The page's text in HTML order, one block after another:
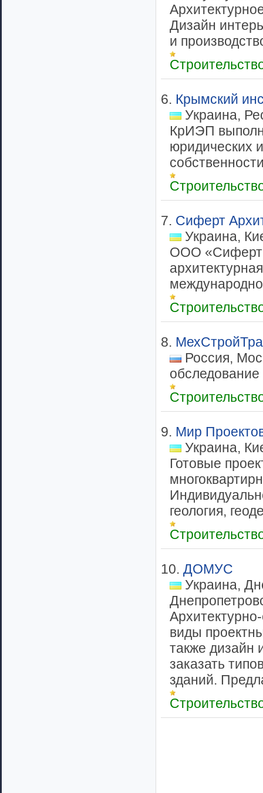
Дизайн
и
6. Крымский
Украина,
КрИЭП
юридических
7. Сиферт
Украина,
ООО «Сиферт
8.
Россия,
9. Мир
Украина,
Готовые
геология,
10. ДОМУС
Украина,
виды
также дизайн
заказать
зданий.